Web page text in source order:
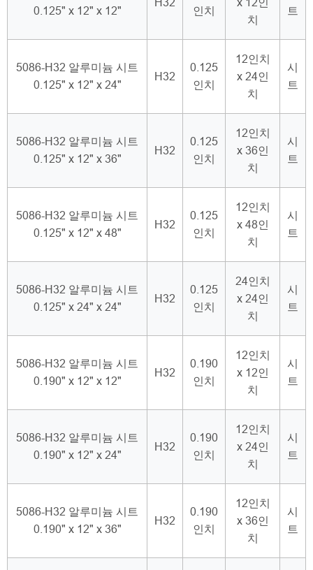
0.125" x 12" x 12" 인치
치
트
5086-H32 알루미늄 시트
0.125" x 12" x 24"
H32
0.125
인치
12인치
x 24인
치
시
트
5086-H32 알루미늄 시트
0.125" x 12" x 36"
H32
0.125
인치
12인치
x 36인
치
시
트
5086-H32 알루미늄 시트
0.125" x 12" x 48"
H32
0.125
인치
12인치
x 48인
치
시
트
5086-H32 알루미늄 시트
0.125" x 24" x 24"
H32
0.125
인치
24인치
x 24인
치
시
트
5086-H32 알루미늄 시트
0.190" x 12" x 12"
H32
0.190
인치
12인치
x 12인
치
시
트
5086-H32 알루미늄 시트
0.190" x 12" x 24"
H32
0.190
인치
12인치
x 24인
치
시
트
5086-H32 알루미늄 시트
0.190" x 12" x 36"
H32
0.190
인치
12인치
x 36인
치
시
트